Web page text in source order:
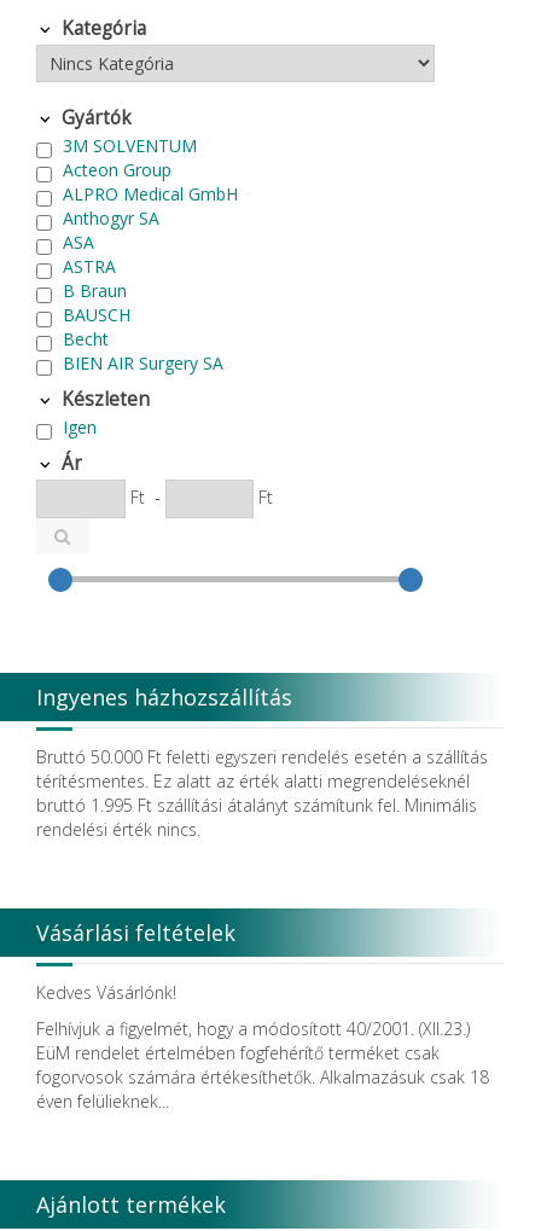
Kategória
Gyártók
3M SOLVENTUM
Acteon Group
ALPRO Medical GmbH
Anthogyr SA
ASA
ASTRA
B Braun
BAUSCH
Becht
BIEN AIR Surgery SA
Bode Chemie
Cardex
Carlo de Giorgi srl
CATTANI SpA
CAVEX
Cefla S.C.
CEMM Dental High Tech Ltd.
Coxo Medical Instrument Co. Ltd.
Degradable Solutions AG
DELTA RT.
Dendia GmbH
DenMat Holdings, LLC
Dental Film srl.
Dental Pacific
Dentis
Dentsply Sirona
Detax
DFS
DIADENT
DIRECTA AB
Discus Dental PHILIPS
DISPOTECH S.r.l.
DKL
DUX
Edelweiss Dentistry Products GmbH
Készleten
Igen
Ár
Ft - Ft
Ingyenes házhozszállítás
Bruttó 50.000 Ft feletti egyszeri rendelés esetén a szállítás
térítésmentes. Ez alatt az érték alatti megrendeléseknél
bruttó 1.995 Ft szállítási átalányt számítunk fel. Minimális
rendelési érték nincs.
Vásárlási feltételek
Kedves Vásárlónk!
Felhívjuk a figyelmét, hogy a módosított 40/2001. (XII.23.)
EüM rendelet értelmében fogfehérítő terméket csak
fogorvosok számára értékesíthetők. Alkalmazásuk csak 18
éven felülieknek...
Ajánlott termékek